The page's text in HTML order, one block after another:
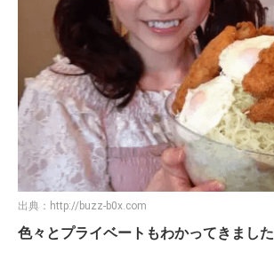
出典： http://buzz-b0x.com
色々とプライベートもわかってきました